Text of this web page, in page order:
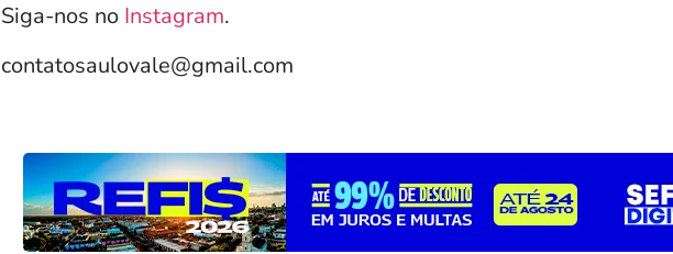
Siga-nos no Instagram.
contatosaulovale@gmail.com